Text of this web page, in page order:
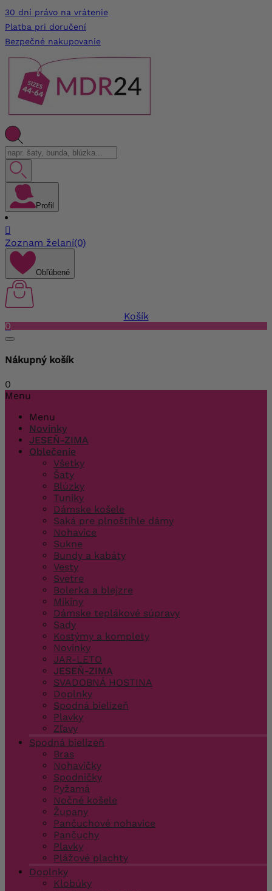
30 dní právo na vrátenie
Platba pri doručení
Bezpečné nakupovanie
Profil

Zoznam želaní(0)
Obľúbené
Košík
0
Nákupný košík
0
Menu
Menu
Novinky
JESEŇ-ZIMA
Oblečenie
Všetky
Šaty
Blúzky
Tuniky
Dámske košele
Saká pre plnoštíhle dámy
Nohavice
Sukne
Bundy a kabáty
Vesty
Svetre
Bolerka a blejzre
Mikiny
Dámske teplákové súpravy
Sady
Kostýmy a komplety
Novinky
JAR-LETO
JESEŇ-ZIMA
SVADOBNÁ HOSTINA
Doplnky
Spodná bielizeň
Plavky
Zľavy
Spodná bielizeň
Bras
Nohavičky
Spodničky
Pyžamá
Nočné košele
Župany
Pančuchové nohavice
Pančuchy
Plavky
Plážové plachty
Doplnky
Klobúky